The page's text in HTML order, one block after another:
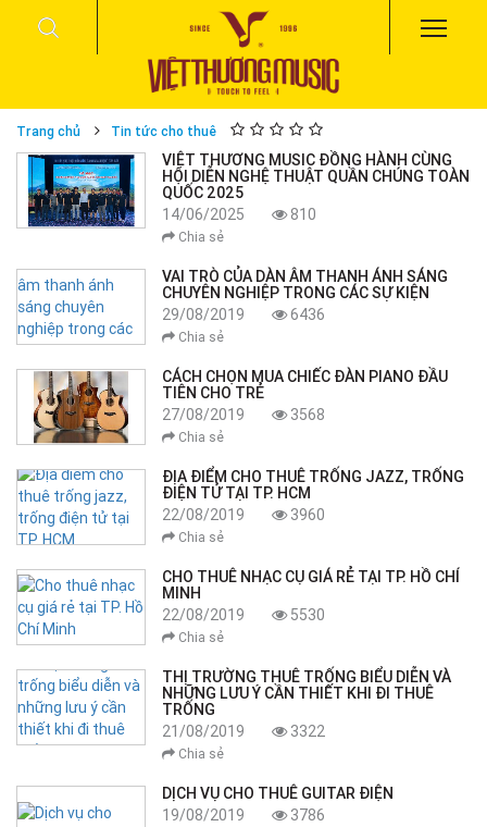
Trang chủ Tin tức cho thuê
VIỆT THƯƠNG MUSIC ĐỒNG HÀNH CÙNG
HỘI DIỄN NGHỆ THUẬT QUẦN CHÚNG TOÀN
QUỐC 2025
14/06/2025
810
Chia sẻ
VAI TRÒ CỦA DÀN ÂM THANH ÁNH SÁNG
CHUYÊN NGHIỆP TRONG CÁC SỰ KIỆN
29/08/2019
6436
Chia sẻ
CÁCH CHỌN MUA CHIẾC ĐÀN PIANO ĐẦU
TIÊN CHO TRẺ
27/08/2019
3568
Chia sẻ
ĐỊA ĐIỂM CHO THUÊ TRỐNG JAZZ, TRỐNG
ĐIỆN TỬ TẠI TP. HCM
22/08/2019
3960
Chia sẻ
CHO THUÊ NHẠC CỤ GIÁ RẺ TẠI TP. HỒ CHÍ
MINH
22/08/2019
5530
Chia sẻ
THỊ TRƯỜNG THUÊ TRỐNG BIỂU DIỄN VÀ
NHỮNG LƯU Ý CẦN THIẾT KHI ĐI THUÊ
TRỐNG
21/08/2019
3322
Chia sẻ
DỊCH VỤ CHO THUÊ GUITAR ĐIỆN
19/08/2019
3786